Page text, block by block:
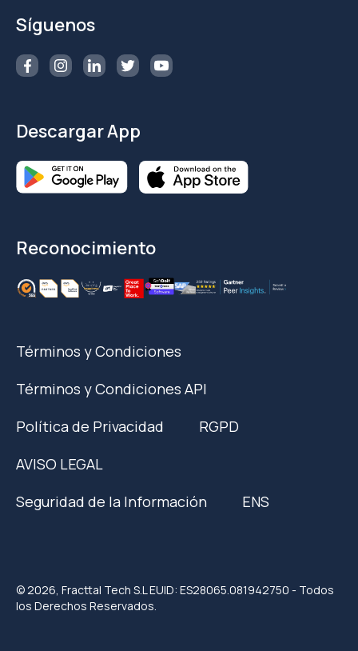
Síguenos
Descargar App
Reconocimiento
Términos y Condiciones
Términos y Condiciones API
Política de Privacidad
RGPD
AVISO LEGAL
Seguridad de la Información
ENS
© 2026, Fracttal Tech S.L EUID: ES28065.081942750 - Todos
los Derechos Reservados.